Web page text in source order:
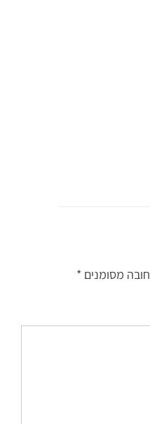
מסומנים *